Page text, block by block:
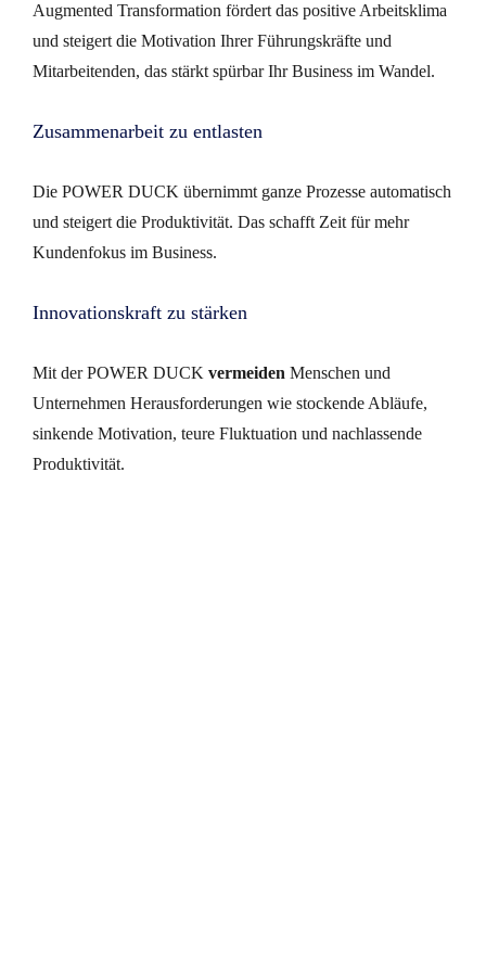
Augmented Transformation fördert das positive Arbeitsklima
und steigert die Motivation Ihrer Führungskräfte und
Mitarbeitenden, das stärkt spürbar Ihr Business im Wandel.
Zusammenarbeit zu entlasten
Die POWER DUCK übernimmt ganze Prozesse automatisch
und steigert die Produktivität. Das schafft Zeit für mehr
Kundenfokus im Business.
Innovationskraft zu stärken
Mit der POWER DUCK vermeiden Menschen und
Unternehmen Herausforderungen wie stockende Abläufe,
sinkende Motivation, teure Fluktuation und nachlassende
Produktivität.